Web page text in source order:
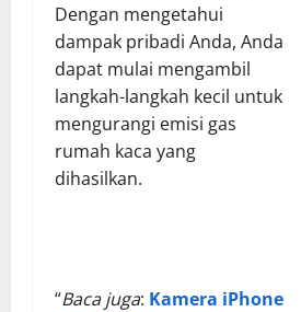
Dengan mengetahui
dampak pribadi Anda, Anda
dapat mulai mengambil
langkah-langkah kecil untuk
mengurangi emisi gas
rumah kaca yang
dihasilkan.
“Baca juga: Kamera iPhone